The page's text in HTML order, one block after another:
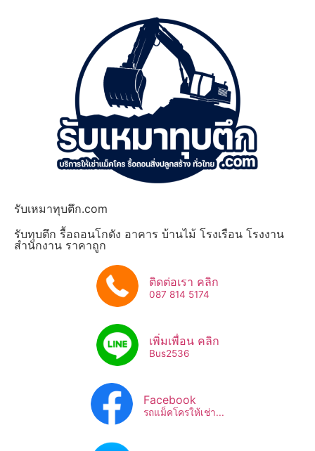
รับเหมาทุบตึก.com
รับทุบตึก รื้อถอนโกดัง อาคาร บ้านไม้ โรงเรือน โรงงาน
สำนักงาน ราคาถูก
ติดต่อเรา คลิก
087 814 5174
เพิ่มเพื่อน คลิก
Bus2536​
Facebook
รถแม็คโครให้เช่า...